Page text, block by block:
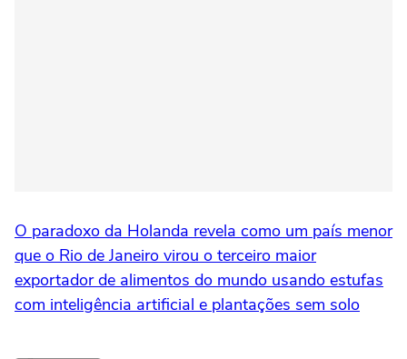
O paradoxo da Holanda revela como um país menor
que o Rio de Janeiro virou o terceiro maior
exportador de alimentos do mundo usando estufas
com inteligência artificial e plantações sem solo